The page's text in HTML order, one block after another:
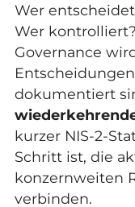
Wer
Wer kontrolliert?
Governance
dokumentiert
kurzer NIS-2-
Schritt ist, die
konzernweiten
verbinden.